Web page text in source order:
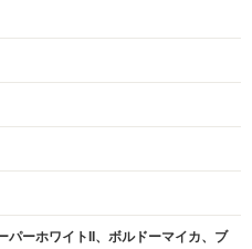
パーホワイトII、ボルドーマイカ、ブ